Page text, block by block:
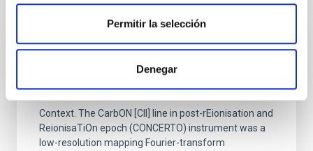
Permitir la selección
Denegar
CON ÁRBITRO
CONCERTO: Forward modelling of
interferograms for calibration
Context. The CarbON [CII] line in post-rEionisation and
ReionisaTiOn epoch (CONCERTO) instrument was a
low-resolution mapping Fourier-transform